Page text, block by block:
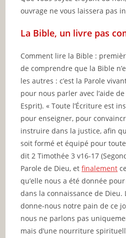
ouvrage ne vous laissera pas
La Bible, un livre pas
Comment lire la Bible :
de comprendre que la Bible
les autres : c’est la Parole
pour nous parler avec l’aide
Esprit). « Toute l’Écriture est
pour enseigner, pour
instruire dans la justice, afin
soit formé et équipé pour
dit 2 Timothée 3 v16-17
Parole de Dieu, etfinalement
qu’elle nous a été donnée
dans la connaissance de
donne-nous notre pain de ce
nous ne parlons pas
mais d’une nourriture